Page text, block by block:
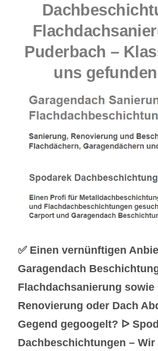
Puderbach –
uns
✅ Einen vernünftigen
Garagendach
Flachdachsanierung sowie
Renovierung oder Dach
Gegend gegoogelt? ᐅ
Dachbeschichtungen –